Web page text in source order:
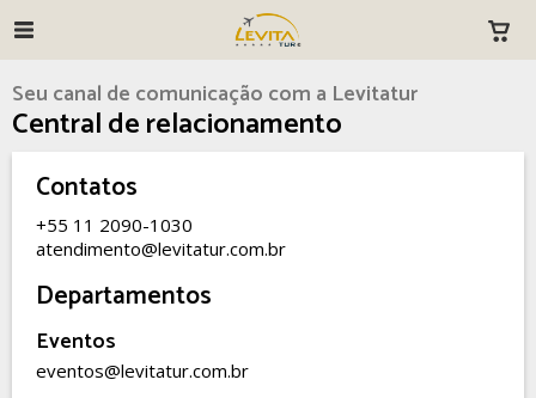
Seu canal de comunicação com a Levitatur
Central de relacionamento
Contatos
+55 11 2090-1030
atendimento@levitatur.com.br
Departamentos
Eventos
eventos@levitatur.com.br